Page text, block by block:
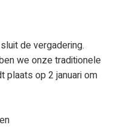
de vergadering.
we onze traditionele
plaats op 2 januari om